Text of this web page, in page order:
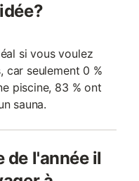
si vous voulez
car seulement 0 %
piscine, 83 % ont
sauna.
de l'année il